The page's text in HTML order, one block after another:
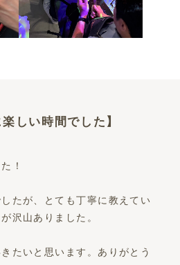
しい時間でした】
！
たが、とても丁寧に教えてい
沢山ありました。
たいと思います。ありがとう